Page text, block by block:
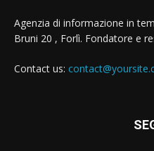
Agenzia di informazione in
Bruni 20 , Forlì. Fondatore e
Contact us: